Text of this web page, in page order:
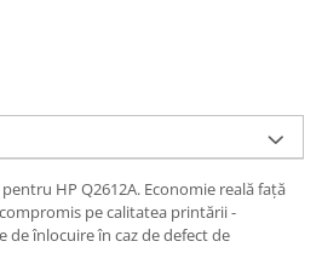
HP Q2612A. Economie reală față
pe calitatea printării -
de înlocuire în caz de defect de